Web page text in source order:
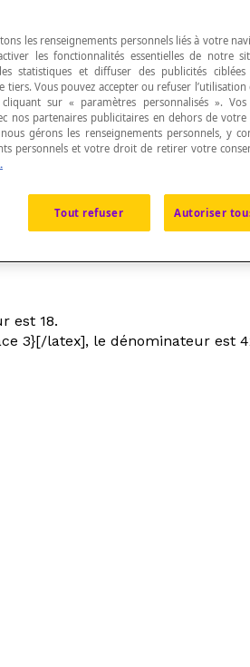
est 18.
3}[/latex], le dénominateur est 4
les renseignements personnels liés à votre
les fonctionnalités essentielles de notre
statistiques et diffuser des publicités
tiers. Vous pouvez accepter ou refuser
sur « paramètres personnalisés ». Vos
nos partenaires publicitaires en dehors de
gérons les renseignements personnels, y
personnels et votre droit de retirer votre
Tout refuser Autoriser